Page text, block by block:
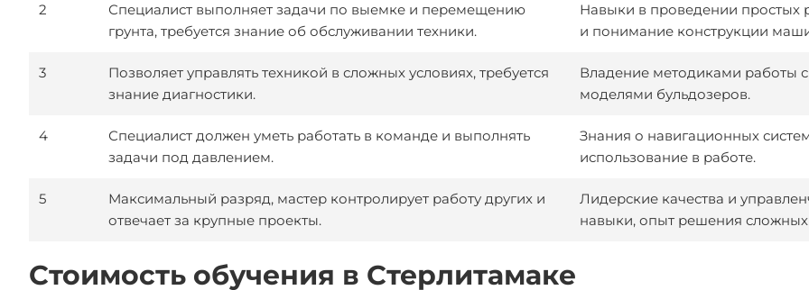
2
Специалист выполняет задачи по выемке и перемещению
грунта, требуется знание об обслуживании техники.
Навыки в проведении простых
и понимание конструкции
3
Позволяет управлять техникой в сложных условиях, требуется
знание диагностики.
Владение методиками работы
моделями бульдозеров.
4
Специалист должен уметь работать в команде и выполнять
задачи под давлением.
Знания о навигационных
использование в работе.
5
Максимальный разряд, мастер контролирует работу других и
отвечает за крупные проекты.
Лидерские качества и
навыки, опыт решения сложных
Стоимость обучения в Стерлитамаке